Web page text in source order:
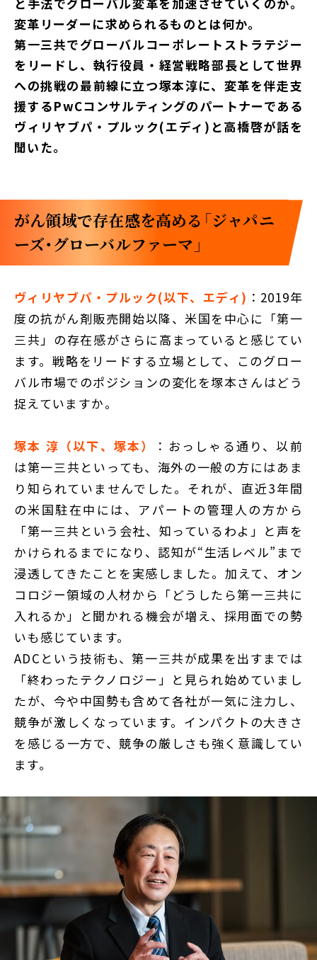
変革リーダーに求められるものとは何か。
第一三共でグローバルコーポレートストラテジー
をリードし、執行役員・経営戦略部長として世界
への挑戦の最前線に立つ塚本淳に、変革を伴走支
援するPwCコンサルティングのパートナーである
ヴィリヤブパ・プルック(エディ)と高橋啓が話を
聞いた。
がん領域で存在感を高める「ジャパニ
ーズ・グローバルファーマ」
ヴィリヤブパ・プルック(以下、エディ) ：2019年
度の抗がん剤販売開始以降、米国を中心に「第一
三共」の存在感がさらに高まっていると感じてい
ます。戦略をリードする立場として、このグロー
バル市場でのポジションの変化を塚本さんはどう
捉えていますか。
塚本 淳（以下、塚本）
：おっしゃる通り、以前
は第一三共といっても、海外の一般の方にはあま
り知られていませんでした。それが、直近3年間
の米国駐在中には、アパートの管理人の方から
「第一三共という会社、知っているわよ」と声を
かけられるまでになり、認知が“生活レベル”まで
浸透してきたことを実感しました。加えて、オン
コロジー領域の人材から「どうしたら第一三共に
入れるか」と聞かれる機会が増え、採用面での勢
いも感じています。
ADCという技術も、第一三共が成果を出すまでは
「終わったテクノロジー」と見られ始めていまし
たが、今や中国勢も含めて各社が一気に注力し、
競争が激しくなっています。インパクトの大きさ
を感じる一方で、競争の厳しさも強く意識してい
ます。